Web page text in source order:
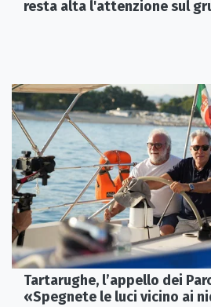
resta alta l'attenzione sul
Tartarughe, l’appello dei
«Spegnete le luci vicino ai